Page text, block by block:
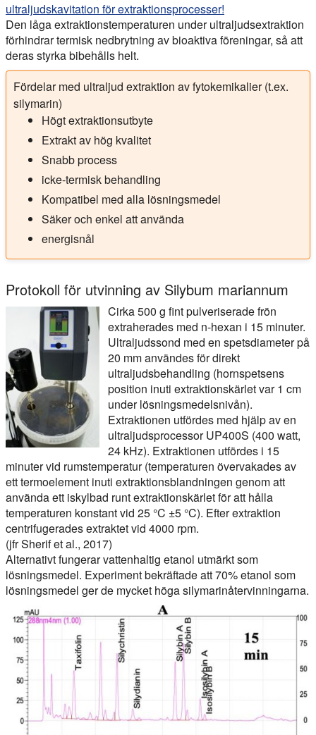
ultraljudskavitation för extraktionsprocesser!
Den låga extraktionstemperaturen under ultraljudsextraktion
förhindrar termisk nedbrytning av bioaktiva föreningar, så att
deras styrka bibehålls helt.
Fördelar med ultraljud extraktion av fytokemikalier (t.ex.
silymarin)
Högt extraktionsutbyte
Extrakt av hög kvalitet
Snabb process
icke-termisk behandling
Kompatibel med alla lösningsmedel
Säker och enkel att använda
energisnål
Protokoll för utvinning av Silybum mariannum
Cirka 500 g fint pulveriserade frön
extraherades med n-hexan i 15 minuter.
Ultraljudssond med en spetsdiameter på
20 mm användes för direkt
ultraljudsbehandling (hornspetsens
position inuti extraktionskärlet var 1 cm
under lösningsmedelsnivån).
Extraktionen utfördes med hjälp av en
ultraljudsprocessor UP400S (400 watt,
24 kHz). Extraktionen utfördes i 15
minuter vid rumstemperatur (temperaturen övervakades av
ett termoelement inuti extraktionsblandningen genom att
använda ett iskylbad runt extraktionskärlet för att hålla
temperaturen konstant vid 25 °C ±5 °C). Efter extraktion
centrifugerades extraktet vid 4000 rpm.
(jfr Sherif et al., 2017)
Alternativt fungerar vattenhaltig etanol utmärkt som
lösningsmedel. Experiment bekräftade att 70% etanol som
lösningsmedel ger de mycket höga silymarinåtervinningarna.